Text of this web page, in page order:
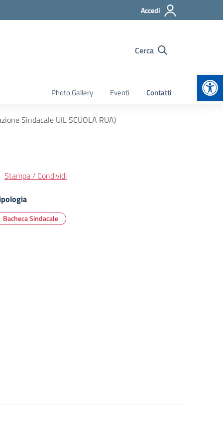
Accedi
Cerca
Photo Gallery Eventi Contatti
Sindacale UIL SCUOLA RUA)
Stampa / Condividi
Bacheca Sindacale